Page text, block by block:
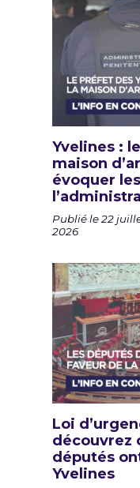
Yvelines :
maison
évoquer
Publié le 22
2026
Loi
découvrez
députés
Yvelines